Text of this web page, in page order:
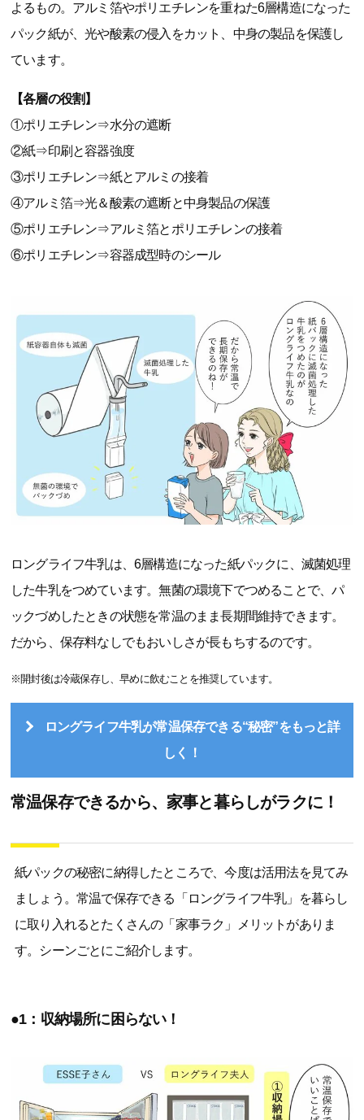
よるもの。アルミ箔やポリエチレンを重ねた6層構造になった
パック紙が、光や酸素の侵入をカット、中身の製品を保護し
ています。
【各層の役割】
①ポリエチレン⇒水分の遮断
②紙⇒印刷と容器強度
③ポリエチレン⇒紙とアルミの接着
④アルミ箔⇒光＆酸素の遮断と中身製品の保護
⑤ポリエチレン⇒アルミ箔とポリエチレンの接着
⑥ポリエチレン⇒容器成型時のシール
ロングライフ牛乳は、6層構造になった紙パックに、滅菌処理
した牛乳をつめています。無菌の環境下でつめることで、パ
ックづめしたときの状態を常温のまま長期間維持できます。
だから、保存料なしでもおいしさが長もちするのです。
※開封後は冷蔵保存し、早めに飲むことを推奨しています。
ロングライフ牛乳が常温保存できる“秘密”をもっと詳
しく！
常温保存できるから、家事と暮らしがラクに！
紙パックの秘密に納得したところで、今度は活用法を見てみ
ましょう。常温で保存できる「ロングライフ牛乳」を暮らし
に取り入れるとたくさんの「家事ラク」メリットがありま
す。シーンごとにご紹介します。
●1：収納場所に困らない！